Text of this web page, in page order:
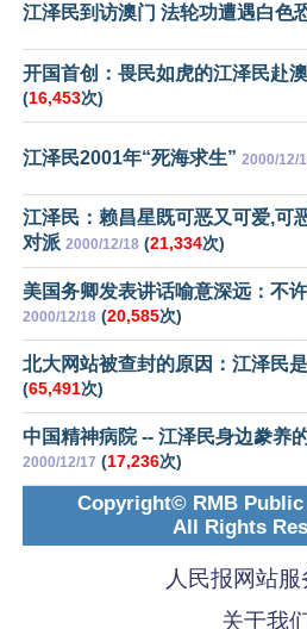
江泽民到访澳门 法轮功遭遇白色
开国首创：畏民如虎的江泽民赴
(16,453次)
江泽民2001年“死海求生” 2000/12/
江泽民：赖昌星既可恶又可爱,可
对派 2000/12/18 (21,334次)
美国务卿发表讲话喻意深远：不
2000/12/18 (20,585次)
北大网站被查封的原因：江泽民
(65,491次)
中国精神病院 -- 江泽民身边豢养
2000/12/17 (17,236次)
Copyright© RMB
All Rights
人民报网站
关于我